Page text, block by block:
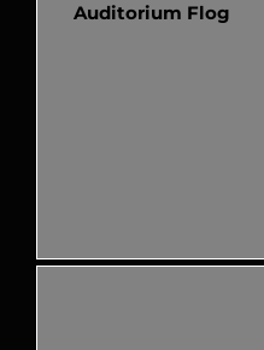
Auditorium Flog